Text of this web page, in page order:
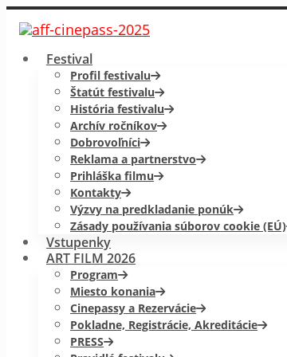
Festival
Profil festivalu
Štatút festivalu
História festivalu
Archív ročníkov
Dobrovoľníci
Reklama a partnerstvo
Prihláška filmu
Kontakty
Výzvy na predkladanie ponúk
Zásady používania súborov cookie (EÚ)
Vstupenky
ART FILM 2026
Program
Miesto konania
Cinepassy a Rezervácie
Pokladne, Registrácie, Akreditácie
PRESS